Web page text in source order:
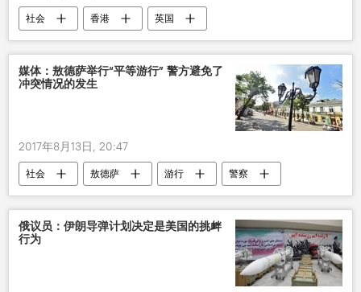
社会 香港
英国
英国广播公司
媒体：敖德萨举行“平等游行” 警方避免了
冲突情况的发生
2017年8月13日, 20:47
社会 敖德萨 游行 警察
俄议员：伊朗导弹计划决定是美国的挑衅
行为